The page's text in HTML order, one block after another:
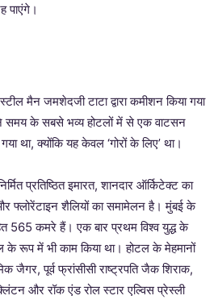
पाएंगे।
मैन जमशेदजी टाटा द्वारा कमीशन किया गया
समय के सबसे भव्य होटलों में से एक वाटसन
था, क्योंकि यह केवल ‘गोरों के लिए’ था।
प्रतिष्ठित इमारत, शानदार ऑर्किटेक्ट का
फ्लोरेंटाइन शैलियों का समामेलन है। मुंबई के
565 कमरे हैं। एक बार प्रथम विश्व युद्ध के
के रूप में भी काम किया था। होटल के मेहमानों
जैगर, पूर्व फ्रांसीसी राष्ट्रपति जैक शिराक,
और रॉक एंड रोल स्टार एल्विस प्रेस्ली